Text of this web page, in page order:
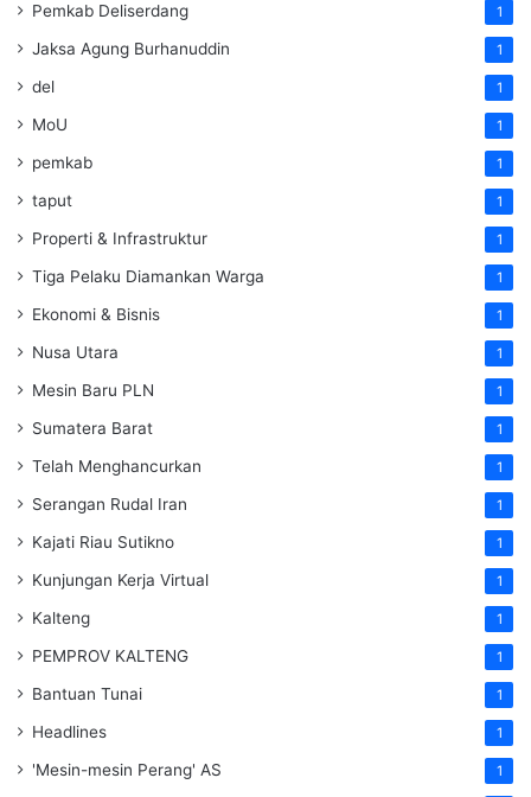
Pemkab Deliserdang 1
Jaksa Agung Burhanuddin 1
del 1
MoU 1
pemkab 1
taput 1
Properti & Infrastruktur 1
Tiga Pelaku Diamankan Warga 1
Ekonomi & Bisnis 1
Nusa Utara 1
Mesin Baru PLN 1
Sumatera Barat 1
Telah Menghancurkan 1
Serangan Rudal Iran 1
Kajati Riau Sutikno 1
Kunjungan Kerja Virtual 1
Kalteng 1
PEMPROV KALTENG 1
Bantuan Tunai 1
Headlines 1
'Mesin-mesin Perang' AS 1